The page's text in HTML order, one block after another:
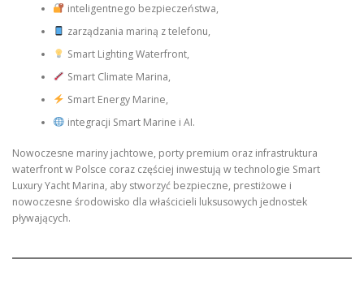
inteligentnego bezpieczeństwa,
zarządzania mariną z telefonu,
Smart Lighting Waterfront,
Smart Climate Marina,
Smart Energy Marine,
integracji Smart Marine i AI.
Nowoczesne mariny jachtowe, porty premium oraz infrastruktura
waterfront w Polsce coraz częściej inwestują w technologie Smart
Luxury Yacht Marina, aby stworzyć bezpieczne, prestiżowe i
nowoczesne środowisko dla właścicieli luksusowych jednostek
pływających.